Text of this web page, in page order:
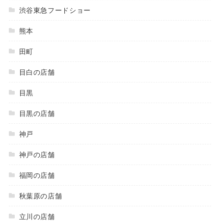
渋谷東急フードショー
熊本
田町
目白の店舗
目黒
目黒の店舗
神戸
神戸の店舗
福岡の店舗
秋葉原の店舗
立川の店舗